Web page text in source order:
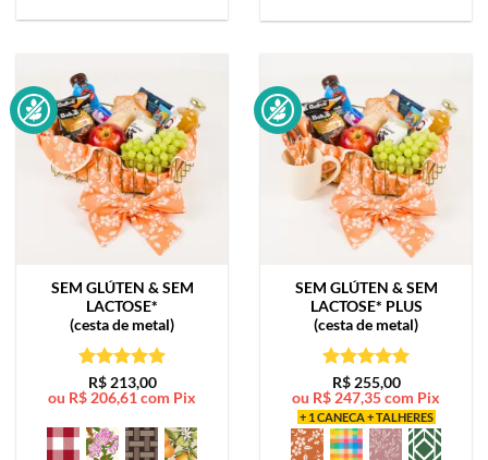
SEM GLÚTEN & SEM
LACTOSE*
(cesta de metal)
Avaliação5
de 5
R$213,00
ou R$206,61com Pix
SEM GLÚTEN & SEM
LACTOSE* PLUS
(cesta de metal)
Avaliação5
de 5
R$255,00
ou R$247,35com Pix
+ 1 CANECA + TALHERES